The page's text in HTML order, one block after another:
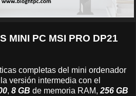
MINI PC MSI PRO DP21
completas del mini ordenador
versión intermedia con el
, 8 GB de memoria RAM, 256 GB